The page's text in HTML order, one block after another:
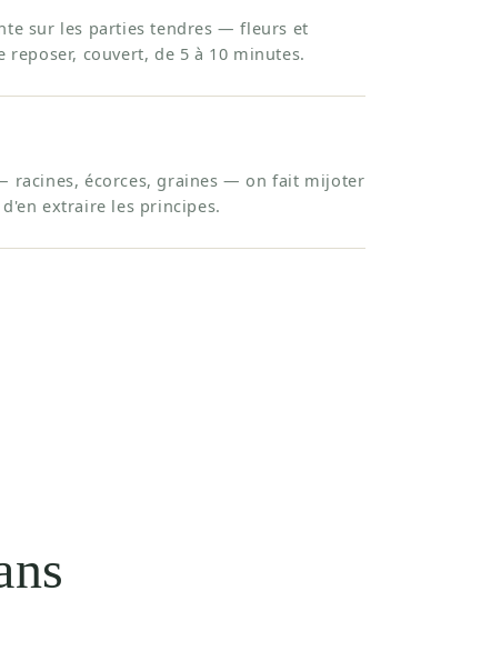
sur les parties tendres — fleurs et
couvert, de 5 à 10 minutes.
racines, écorces, graines — on fait mijoter
extraire les principes.